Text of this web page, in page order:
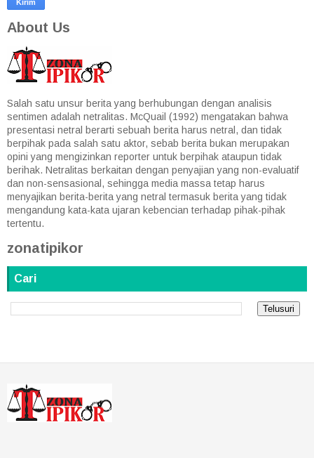
About Us
Salah satu unsur berita yang berhubungan dengan analisis
sentimen adalah netralitas. McQuail (1992) mengatakan bahwa
presentasi netral berarti sebuah berita harus netral, dan tidak
berpihak pada salah satu aktor, sebab berita bukan merupakan
opini yang mengizinkan reporter untuk berpihak ataupun tidak
berihak. Netralitas berkaitan dengan penyajian yang non-evaluatif
dan non-sensasional, sehingga media massa tetap harus
menyajikan berita-berita yang netral termasuk berita yang tidak
mengandung kata-kata ujaran kebencian terhadap pihak-pihak
tertentu.
zonatipikor
Cari